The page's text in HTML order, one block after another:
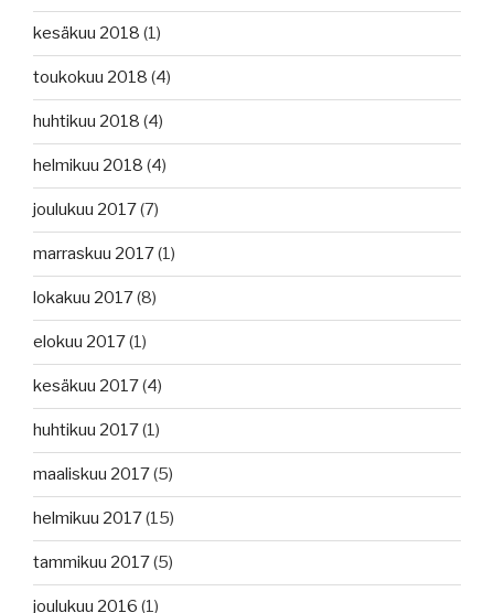
kesäkuu 2018 (1)
toukokuu 2018 (4)
huhtikuu 2018 (4)
helmikuu 2018 (4)
joulukuu 2017(7)
marraskuu 2017(1)
lokakuu 2017(8)
elokuu 2017(1)
kesäkuu 2017(4)
huhtikuu 2017(1)
maaliskuu 2017(5)
helmikuu 2017(15)
tammikuu 2017(5)
joulukuu 2016 (1)